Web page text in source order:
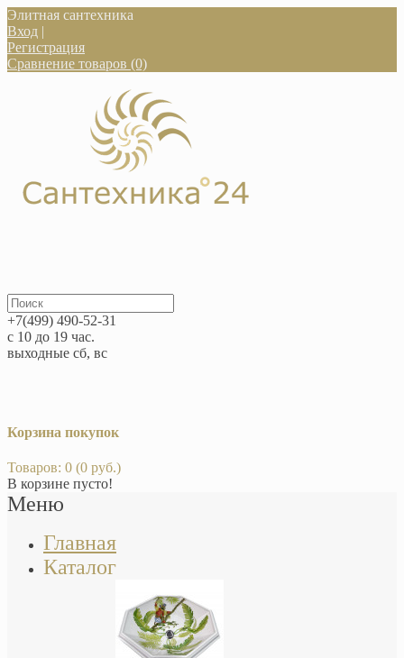
Элитная сантехника
Вход |
Регистрация
Сравнение товаров (0)
+7(499) 490-52-31
с 10 до 19 час.
выходные сб, вс
Корзина покупок
Товаров: 0 (0 руб.)
В корзине пусто!
Меню
Главная
Каталог